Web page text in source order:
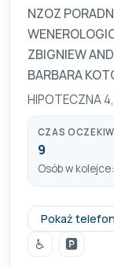
NZOZ
ZBIGNIEW
BARBARA
HIPOTECZNA
CZAS
9
Osób w
Pokaż telefon
♿
🅿️